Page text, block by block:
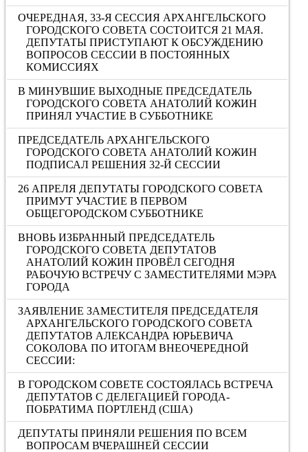
ОЧЕРЕДНАЯ, 33-Я СЕССИЯ АРХАНГЕЛЬСКОГО
ГОРОДСКОГО СОВЕТА СОСТОИТСЯ 21 МАЯ.
ДЕПУТАТЫ ПРИСТУПАЮТ К ОБСУЖДЕНИЮ
ВОПРОСОВ СЕССИИ В ПОСТОЯННЫХ
КОМИССИЯХ
В МИНУВШИЕ ВЫХОДНЫЕ ПРЕДСЕДАТЕЛЬ
ГОРОДСКОГО СОВЕТА АНАТОЛИЙ КОЖИН
ПРИНЯЛ УЧАСТИЕ В СУББОТНИКЕ
ПРЕДСЕДАТЕЛЬ АРХАНГЕЛЬСКОГО
ГОРОДСКОГО СОВЕТА АНАТОЛИЙ КОЖИН
ПОДПИСАЛ РЕШЕНИЯ 32-Й СЕССИИ
26 АПРЕЛЯ ДЕПУТАТЫ ГОРОДСКОГО СОВЕТА
ПРИМУТ УЧАСТИЕ В ПЕРВОМ
ОБЩЕГОРОДСКОМ СУББОТНИКЕ
ВНОВЬ ИЗБРАННЫЙ ПРЕДСЕДАТЕЛЬ
ГОРОДСКОГО СОВЕТА ДЕПУТАТОВ
АНАТОЛИЙ КОЖИН ПРОВЁЛ СЕГОДНЯ
РАБОЧУЮ ВСТРЕЧУ С ЗАМЕСТИТЕЛЯМИ МЭРА
ГОРОДА
ЗАЯВЛЕНИЕ ЗАМЕСТИТЕЛЯ ПРЕДСЕДАТЕЛЯ
АРХАНГЕЛЬСКОГО ГОРОДСКОГО СОВЕТА
ДЕПУТАТОВ АЛЕКСАНДРА ЮРЬЕВИЧА
СОКОЛОВА ПО ИТОГАМ ВНЕОЧЕРЕДНОЙ
СЕССИИ:
В ГОРОДСКОМ СОВЕТЕ СОСТОЯЛАСЬ ВСТРЕЧА
ДЕПУТАТОВ С ДЕЛЕГАЦИЕЙ ГОРОДА-
ПОБРАТИМА ПОРТЛЕНД (США)
ДЕПУТАТЫ ПРИНЯЛИ РЕШЕНИЯ ПО ВСЕМ
ВОПРОСАМ ВЧЕРАШНЕЙ СЕССИИ